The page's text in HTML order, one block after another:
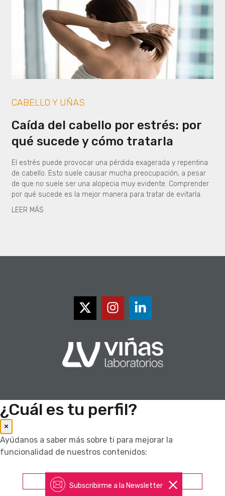
CABELLO Y UÑAS
Caída del cabello por estrés: por
qué sucede y cómo tratarla
El estrés puede provocar una pérdida exagerada y repentina
de cabello. Esto suele causar mucha preocupación, a pesar
de que no suele ser una alopecia muy evidente. Comprender
por qué sucede es la mejor manera para tratar de evitarla.
LEER MÁS
Subscribirme a la Newsletter
¿Cuál es tu perfil?
×
Ayúdanos a saber más sobre ti para mejorar la
funcionalidad de nuestros contenidos:
Farmacéutico